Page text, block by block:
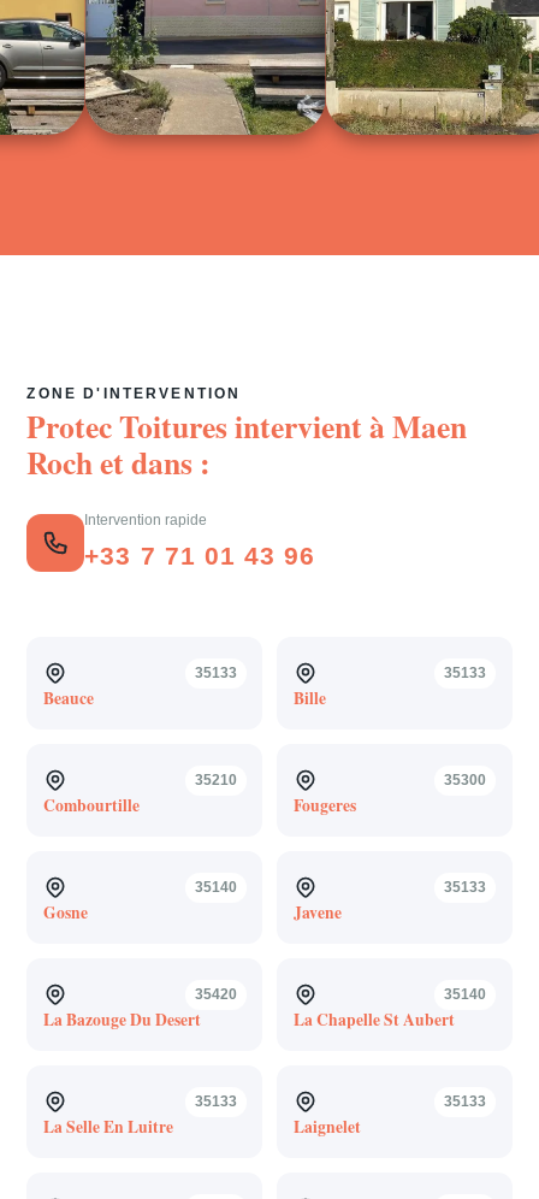
ZONE D'INTERVENTION
Protec Toitures intervient àMaen
Rochet dans :
Intervention rapide
+33 7 71 01 43 96
35133
Beauce
35133
Bille
35210
Combourtille
35300
Fougeres
35140
Gosne
35133
Javene
35420
La Bazouge Du Desert
35140
La Chapelle St Aubert
35133
La Selle En Luitre
35133
Laignelet